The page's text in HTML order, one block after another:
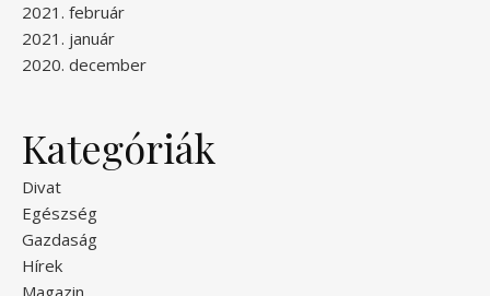
2021. február
2021. január
2020. december
Kategóriák
Divat
Egészség
Gazdaság
Hírek
Magazin